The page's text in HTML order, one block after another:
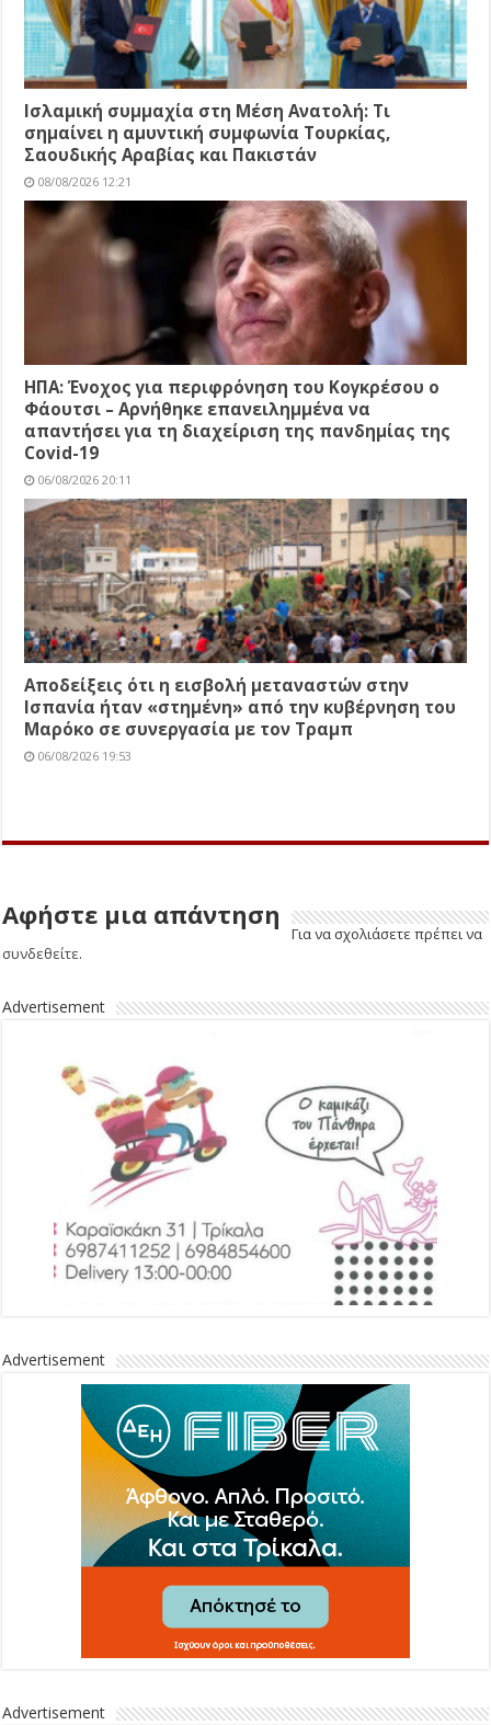
Ισλαμική συμμαχία στη Μέση Ανατολή: Τι
σημαίνει η αμυντική συμφωνία Τουρκίας,
Σαουδικής Αραβίας και Πακιστάν
08/08/2026 12:21
ΗΠΑ: Ένοχος για περιφρόνηση του Κογκρέσου ο
Φάουτσι – Αρνήθηκε επανειλημμένα να
απαντήσει για τη διαχείριση της πανδημίας της
Covid-19
06/08/2026 20:11
Αποδείξεις ότι η εισβολή μεταναστών στην
Ισπανία ήταν «στημένη» από την κυβέρνηση του
Μαρόκο σε συνεργασία με τον Τραμπ
06/08/2026 19:53
Αφήστε μια απάντηση
Για να σχολιάσετε πρέπει να
συνδεθείτε.
Advertisement
Advertisement
Advertisement